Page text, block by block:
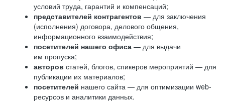
условий труда, гарантий и компенсаций;
представителей контрагентов — для заключения
(исполнения) договора, делового общения,
информационного взаимодействия;
посетителей нашего офиса — для выдачи
им пропуска;
авторов статей, блогов, спикеров мероприятий — для
публикации их материалов;
посетителей нашего сайта — для оптимизации web-
ресурсов и аналитики данных.